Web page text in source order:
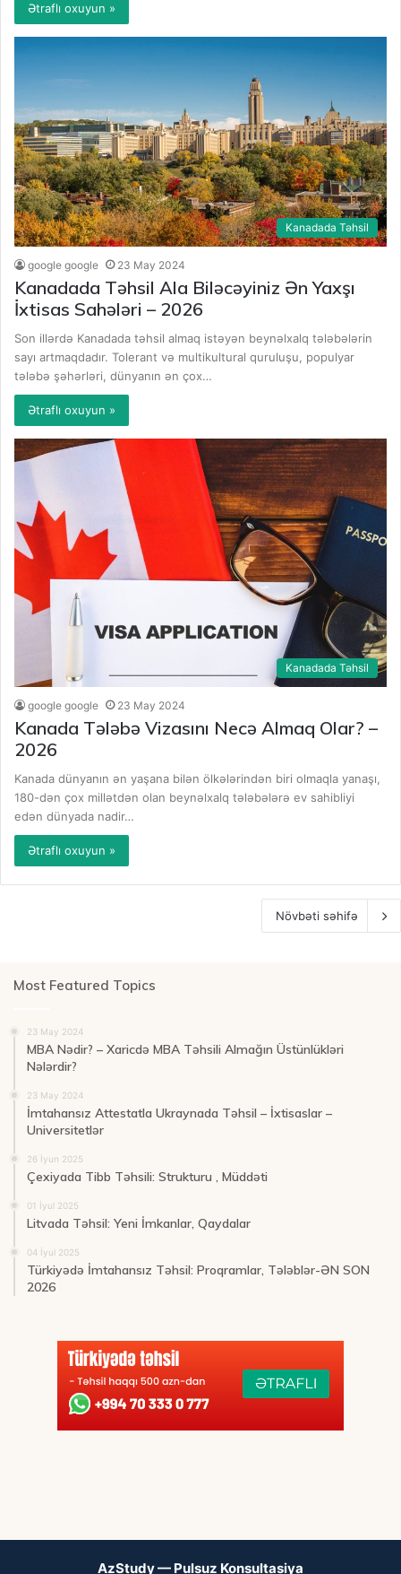
Ətraflı oxuyun »
Kanadada Təhsil
google google 23 May 2024
Kanadada Təhsil Ala Biləcəyiniz Ən Yaxşı
İxtisas Sahələri – 2026
Son illərdə Kanadada təhsil almaq istəyən beynəlxalq tələbələrin
sayı artmaqdadır. Tolerant və multikultural quruluşu, populyar
tələbə şəhərləri, dünyanın ən çox…
Ətraflı oxuyun »
Kanadada Təhsil
google google 23 May 2024
Kanada Tələbə Vizasını Necə Almaq Olar? –
2026
Kanada dünyanın ən yaşana bilən ölkələrindən biri olmaqla yanaşı,
180-dən çox millətdən olan beynəlxalq tələbələrə ev sahibliyi
edən dünyada nadir…
Ətraflı oxuyun »
Növbəti səhifə
Most Featured Topics
23 May 2024
MBA Nədir? – Xaricdə MBA Təhsili Almağın Üstünlükləri
Nələrdir?
23 May 2024
İmtahansız Attestatla Ukraynada Təhsil – İxtisaslar –
Universitetlər
26 İyun 2025
Çexiyada Tibb Təhsili: Strukturu , Müddəti
01 İyul 2025
Litvada Təhsil: Yeni İmkanlar, Qaydalar
04 İyul 2025
Türkiyədə İmtahansız Təhsil: Proqramlar, Tələblər-ƏN SON
2026
AzStudy — Pulsuz Konsultasiya